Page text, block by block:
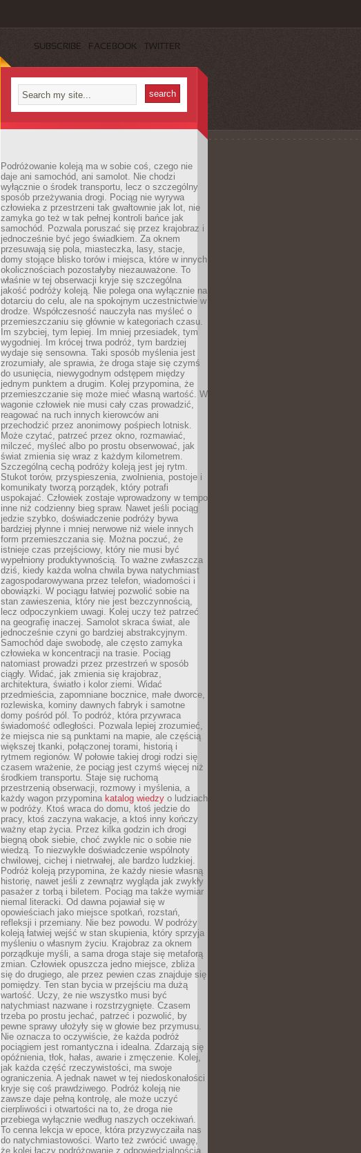
SUBSCRIBE FACEBOOK TWITTER
Podróżowanie koleją ma w sobie coś, czego nie
daje ani samochód, ani samolot. Nie chodzi
wyłącznie o środek transportu, lecz o szczególny
sposób przeżywania drogi. Pociąg nie wyrywa
człowieka z przestrzeni tak gwałtownie jak lot, nie
zamyka go też w tak pełnej kontroli bańce jak
samochód. Pozwala poruszać się przez krajobraz i
jednocześnie być jego świadkiem. Za oknem
przesuwają się pola, miasteczka, lasy, stacje,
domy stojące blisko torów i miejsca, które w innych
okolicznościach pozostałyby niezauważone. To
właśnie w tej obserwacji kryje się szczególna
jakość podróży koleją. Nie polega ona wyłącznie na
dotarciu do celu, ale na spokojnym uczestnictwie w
drodze. Współczesność nauczyła nas myśleć o
przemieszczaniu się głównie w kategoriach czasu.
Im szybciej, tym lepiej. Im mniej przesiadek, tym
wygodniej. Im krócej trwa podróż, tym bardziej
wydaje się sensowna. Taki sposób myślenia jest
zrozumiały, ale sprawia, że droga staje się czymś
do usunięcia, niewygodnym odstępem między
jednym punktem a drugim. Kolej przypomina, że
przemieszczanie się może mieć własną wartość. W
wagonie człowiek nie musi cały czas prowadzić,
reagować na ruch innych kierowców ani
przechodzić przez anonimowy pośpiech lotnisk.
Może czytać, patrzeć przez okno, rozmawiać,
milczeć, myśleć albo po prostu obserwować, jak
świat zmienia się wraz z każdym kilometrem.
Szczególną cechą podróży koleją jest jej rytm.
Stukot torów, przyspieszenia, zwolnienia, postoje i
komunikaty tworzą porządek, który potrafi
uspokajać. Człowiek zostaje wprowadzony w tempo
inne niż codzienny bieg spraw. Nawet jeśli pociąg
jedzie szybko, doświadczenie podróży bywa
bardziej płynne i mniej nerwowe niż wiele innych
form przemieszczania się. Można poczuć, że
istnieje czas przejściowy, który nie musi być
wypełniony produktywnością. To ważne zwłaszcza
dziś, kiedy każda wolna chwila bywa natychmiast
zagospodarowywana przez telefon, wiadomości i
obowiązki. W pociągu łatwiej pozwolić sobie na
stan zawieszenia, który nie jest bezczynnością,
lecz odpoczynkiem uwagi. Kolej uczy też patrzeć
na geografię inaczej. Samolot skraca świat, ale
jednocześnie czyni go bardziej abstrakcyjnym.
Samochód daje swobodę, ale często zamyka
człowieka w koncentracji na trasie. Pociąg
natomiast prowadzi przez przestrzeń w sposób
ciągły. Widać, jak zmienia się krajobraz,
architektura, światło i kolor ziemi. Widać
przedmieścia, zapomniane bocznice, małe dworce,
rozlewiska, kominy dawnych fabryk i samotne
domy pośród pól. To podróż, która przywraca
świadomość odległości. Pozwala lepiej zrozumieć,
że miejsca nie są punktami na mapie, ale częścią
większej tkanki, połączonej torami, historią i
rytmem regionów. W połowie takiej drogi rodzi się
czasem wrażenie, że pociąg jest czymś więcej niż
środkiem transportu. Staje się ruchomą
przestrzenią obserwacji, rozmowy i myślenia, a
każdy wagon przypomina katalog wiedzy o ludziach
w podróży. Ktoś wraca do domu, ktoś jedzie do
pracy, ktoś zaczyna wakacje, a ktoś inny kończy
ważny etap życia. Przez kilka godzin ich drogi
biegną obok siebie, choć zwykle nic o sobie nie
wiedzą. To niezwykłe doświadczenie wspólnoty
chwilowej, cichej i nietrwałej, ale bardzo ludzkiej.
Podróż koleją przypomina, że każdy niesie własną
historię, nawet jeśli z zewnątrz wygląda jak zwykły
pasażer z torbą i biletem. Pociąg ma także wymiar
niemal literacki. Od dawna pojawiał się w
opowieściach jako miejsce spotkań, rozstań,
refleksji i przemiany. Nie bez powodu. W podróży
koleją łatwiej wejść w stan skupienia, który sprzyja
myśleniu o własnym życiu. Krajobraz za oknem
porządkuje myśli, a sama droga staje się metaforą
zmian. Człowiek opuszcza jedno miejsce, zbliża
się do drugiego, ale przez pewien czas znajduje się
pomiędzy. Ten stan bycia w przejściu ma dużą
wartość. Uczy, że nie wszystko musi być
natychmiast nazwane i rozstrzygnięte. Czasem
trzeba po prostu jechać, patrzeć i pozwolić, by
pewne sprawy ułożyły się w głowie bez przymusu.
Nie oznacza to oczywiście, że każda podróż
pociągiem jest romantyczna i idealna. Zdarzają się
opóźnienia, tłok, hałas, awarie i zmęczenie. Kolej,
jak każda część rzeczywistości, ma swoje
ograniczenia. A jednak nawet w tej niedoskonałości
kryje się coś prawdziwego. Podróż koleją nie
zawsze daje pełną kontrolę, ale może uczyć
cierpliwości i otwartości na to, że droga nie
przebiega wyłącznie według naszych oczekiwań.
To cenna lekcja w epoce, która przyzwyczaiła nas
do natychmiastowości. Warto też zwrócić uwagę,
że kolej łączy podróżowanie z odpowiedzialnością